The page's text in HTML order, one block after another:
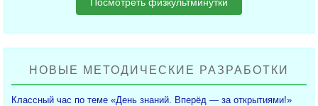
НОВЫЕ МЕТОДИЧЕСКИЕ РАЗРАБОТКИ
Классный час по теме «День знаний. Вперёд — за открытиями!»